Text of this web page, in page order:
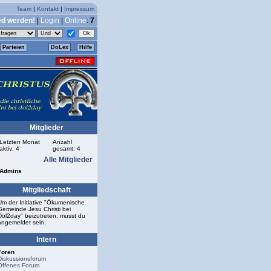
Team | Kontakt | Impressum
werden! Login Online: 7
Parteien DoLex Hilfe
Mitglieder
Letzten Monat
aktiv: 4
Anzahl
gesamt: 4
Alle Mitglieder
Admins
Mitgliedschaft
der Initiative "Ökumenische
Jesu Christi bei
beizutreten, musst du
sein.
Intern
Forum